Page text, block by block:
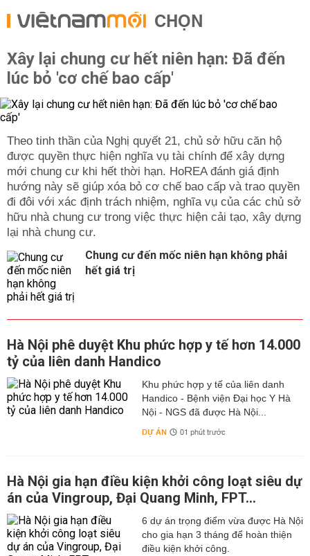
CHỌN
Xây lại chung cư hết niên hạn: Đã đến
lúc bỏ 'cơ chế bao cấp'
Theo tinh thần của Nghị quyết 21, chủ sở hữu căn hộ
được quyền thực hiện nghĩa vụ tài chính để xây dựng
mới chung cư khi hết thời hạn. HoREA đánh giá định
hướng này sẽ giúp xóa bỏ cơ chế bao cấp và trao quyền
đi đôi với xác định trách nhiệm, nghĩa vụ của các chủ sở
hữu nhà chung cư trong việc thực hiện cải tạo, xây dựng
lại nhà chung cư.
Chung cư đến mốc niên hạn không phải
hết giá trị
Hà Nội phê duyệt Khu phức hợp y tế hơn 14.000
tỷ của liên danh Handico
Khu phức hợp y tế của liên danh
Handico - Bệnh viện Đại học Y Hà
Nội - NGS đã được Hà Nội...
DỰ ÁN 01 phút trước
Hà Nội gia hạn điều kiện khởi công loạt siêu dự
án của Vingroup, Đại Quang Minh, FPT...
6 dự án trọng điểm vừa được Hà Nội
cho gia hạn 3 tháng để hoàn thiện
điều kiện khởi công.